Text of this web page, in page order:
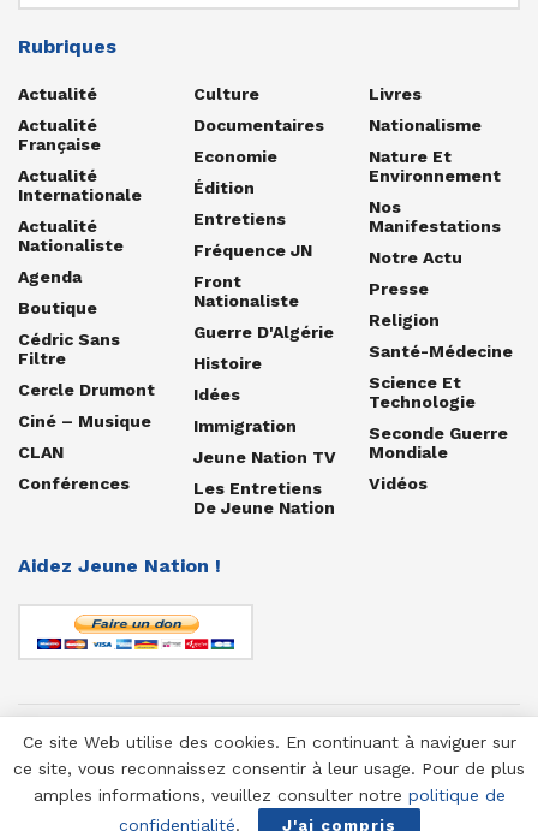
Rubriques
Actualité
Actualité
Française
Actualité
Internationale
Actualité
Nationaliste
Agenda
Boutique
Cédric Sans
Filtre
Cercle Drumont
Ciné – Musique
CLAN
Conférences
Culture
Documentaires
Economie
Édition
Entretiens
Fréquence JN
Front
Nationaliste
Guerre D'Algérie
Histoire
Idées
Immigration
Jeune Nation TV
Les Entretiens
De Jeune Nation
Livres
Nationalisme
Nature Et
Environnement
Nos
Manifestations
Notre Actu
Presse
Religion
Santé-Médecine
Science Et
Technologie
Seconde Guerre
Mondiale
Vidéos
Aidez Jeune Nation !
© 1958-2025 Jeune Nation
Ce site Web utilise des cookies. En continuant à naviguer sur
ce site, vous reconnaissez consentir à leur usage. Pour de plus
amples informations, veuillez consulter notre politique de
confidentialité. J'ai compris